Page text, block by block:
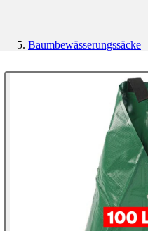
Baumbewässerungssäcke